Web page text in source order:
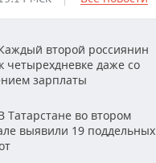
второй россиянин
четырехдневке даже со
зарплаты
Татарстане во втором
выявили 19 поддельных